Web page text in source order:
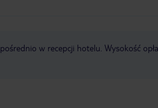
w recepcji hotelu. Wysokość